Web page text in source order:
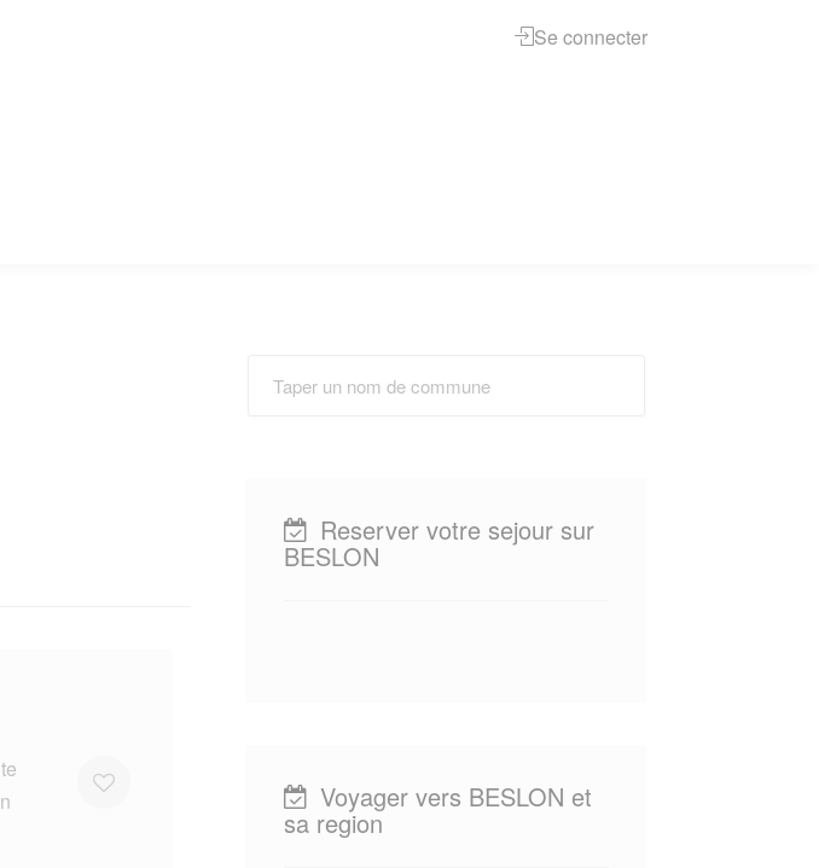
Se connecter
Reserver votre sejour sur
BESLON
Voyager vers BESLON et
sa region